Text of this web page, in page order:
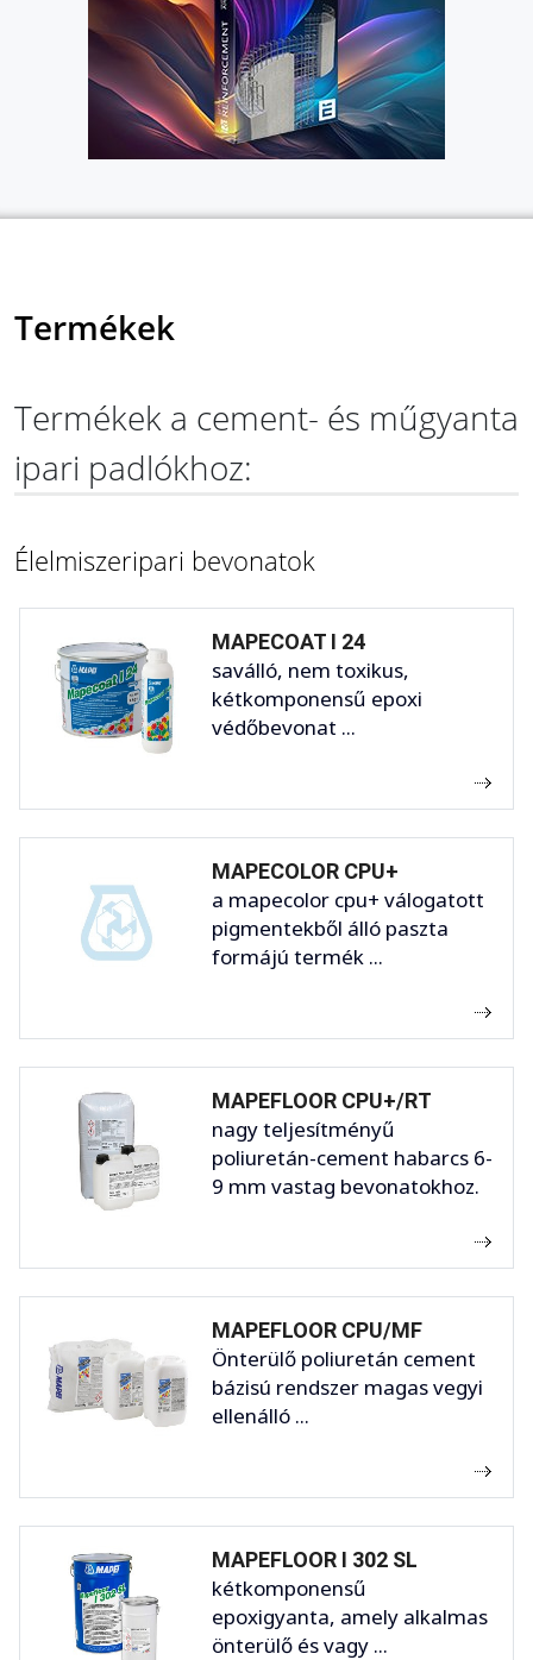
Termékek
Termékek a cement- és műgyanta
ipari padlókhoz:
Élelmiszeripari bevonatok
MAPECOAT I 24
saválló, nem toxikus,
kétkomponensű epoxi
védőbevonat ...
MAPECOLOR CPU+
a mapecolor cpu+ válogatott
pigmentekből álló paszta
formájú termék ...
MAPEFLOOR CPU+/RT
nagy teljesítményű
poliuretán-cement habarcs 6-
9 mm vastag bevonatokhoz.
MAPEFLOOR CPU/MF
Önterülő poliuretán cement
bázisú rendszer magas vegyi
ellenálló ...
MAPEFLOOR I 302 SL
kétkomponensű
epoxigyanta, amely alkalmas
önterülő és vagy ...